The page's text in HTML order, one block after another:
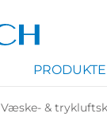
Væske- &